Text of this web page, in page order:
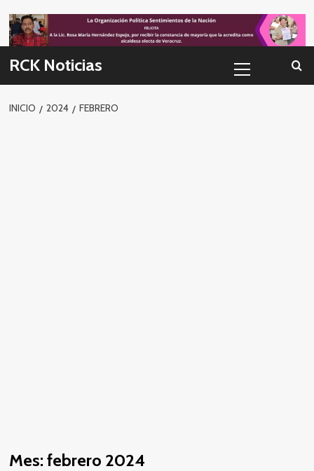
to
content
RCK Noticias
primario
INICIO 2024 FEBRERO
Mes: febrero 2024